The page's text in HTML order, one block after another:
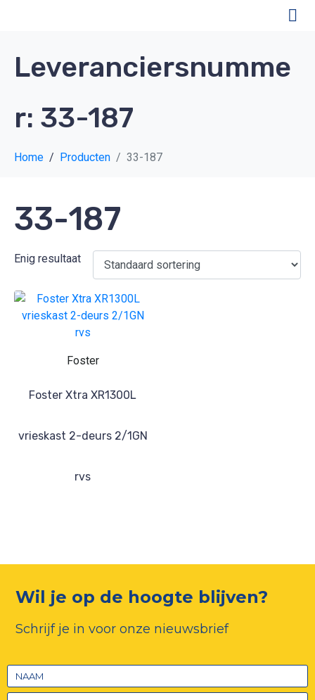
Leveranciersnumme
r: 33-187
Home Producten 33-187
33-187
Enig resultaat
Foster
Foster Xtra XR1300L
vrieskast 2-deurs 2/1GN
rvs
Wil je op de hoogte blijven?
Schrijf je in voor onze nieuwsbrief